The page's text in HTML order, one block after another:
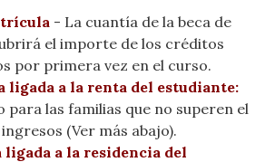
- La cuantía de la beca de
el importe de los créditos
por primera vez en el curso.
ligada a la renta del estudiante:
para las familias que no superen el
(Ver más abajo).
ligada a la residencia del